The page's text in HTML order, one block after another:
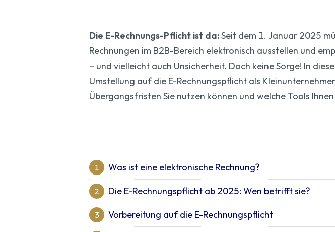
Die E-Rechnungs-Pflicht ist da:Seit dem 1. Januar 2025
Rechnungen im B2B-Bereich elektronisch ausstellen und
– und vielleicht auch Unsicherheit. Doch keine Sorge! In
Umstellung auf die E-Rechnungspflicht als
Übergangsfristen Sie nutzen können und welche Tools
1 Was ist eine elektronische Rechnung?
2 Die E-Rechnungspflicht ab 2025: Wen betrifft sie?
3 Vorbereitung auf die E-Rechnungspflicht